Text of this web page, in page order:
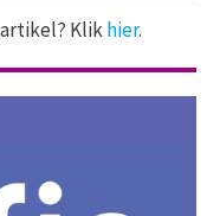
artikel? Klikhier.